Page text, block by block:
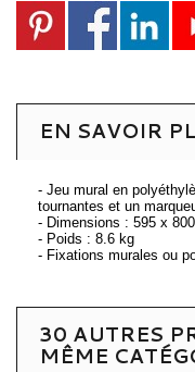
EN SAVOIR
- Jeu mural en
tournantes et un
- Dimensions : 595 x
- Poids : 8.6 kg
- Fixations murales ou
30 AUTRES
MÊME